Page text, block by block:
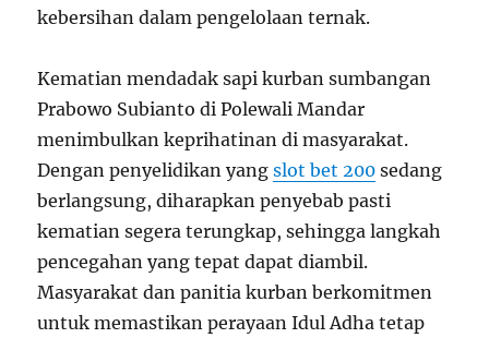
kebersihan dalam pengelolaan ternak.
Kematian mendadak sapi kurban sumbangan
Prabowo Subianto di Polewali Mandar
menimbulkan keprihatinan di masyarakat.
Dengan penyelidikan yangslot bet 200 sedang
berlangsung, diharapkan penyebab pasti
kematian segera terungkap, sehingga langkah
pencegahan yang tepat dapat diambil.
Masyarakat dan panitia kurban berkomitmen
untuk memastikan perayaan Idul Adha tetap